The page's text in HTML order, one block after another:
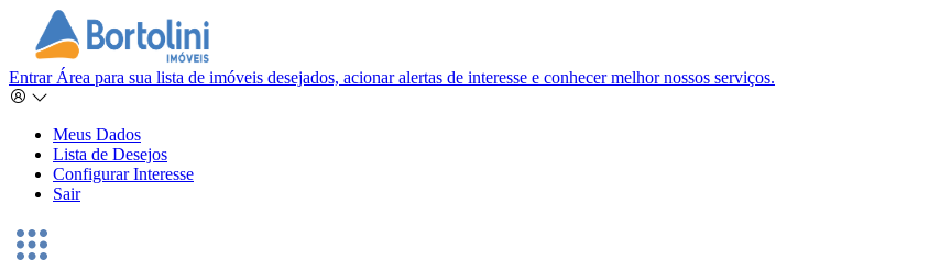
Entrar Área para sua lista de imóveis desejados, acionar alertas de interesse e conhecer melhor nossos serviços.
Meus Dados
Lista de Desejos
Configurar Interesse
Sair